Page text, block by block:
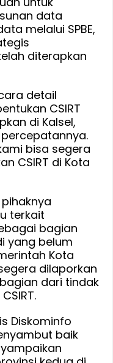
data
melalui SPBE,
diterapkan
detail
CSIRT
di Kalsel,
bisa segera
CSIRT di Kota
terkait
bagian
yang belum
Kota
dilaporkan
dari tindak
Diskominfo
baik